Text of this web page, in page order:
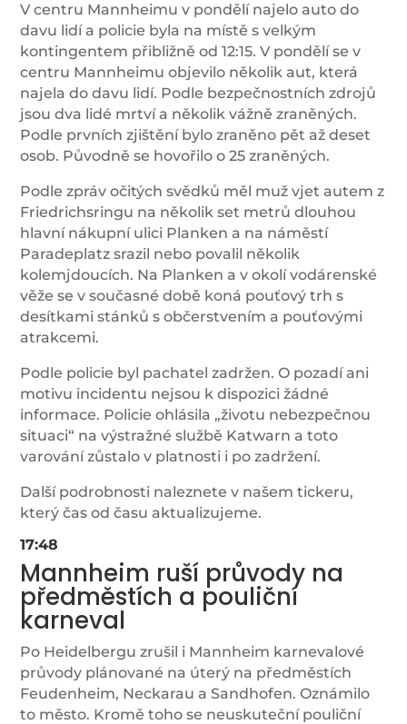
V centru Mannheimu v pondělí najelo auto do
davu lidí a policie byla na místě s velkým
kontingentem přibližně od 12:15. V pondělí se v
centru Mannheimu objevilo několik aut, která
najela do davu lidí. Podle bezpečnostních zdrojů
jsou dva lidé mrtví a několik vážně zraněných.
Podle prvních zjištění bylo zraněno pět až deset
osob. Původně se hovořilo o 25 zraněných.
Podle zpráv očitých svědků měl muž vjet autem z
Friedrichsringu na několik set metrů dlouhou
hlavní nákupní ulici Planken a na náměstí
Paradeplatz srazil nebo povalil několik
kolemjdoucích. Na Planken a v okolí vodárenské
věže se v současné době koná pouťový trh s
desítkami stánků s občerstvením a pouťovými
atrakcemi.
Podle policie byl pachatel zadržen. O pozadí ani
motivu incidentu nejsou k dispozici žádné
informace. Policie ohlásila „životu nebezpečnou
situaci“ na výstražné službě Katwarn a toto
varování zůstalo v platnosti i po zadržení.
Další podrobnosti naleznete v našem tickeru,
který čas od času aktualizujeme.
17:48
Mannheim ruší průvody na
předměstích a pouliční
karneval
Po Heidelbergu zrušil i Mannheim karnevalové
průvody plánované na úterý na předměstích
Feudenheim, Neckarau a Sandhofen. Oznámilo
to město. Kromě toho se neuskuteční pouliční